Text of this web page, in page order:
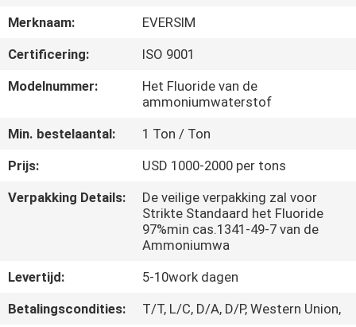
OVER
ONS
FABRIEKSTOCHT
KWALITEITSCONTROLE
NEEM
ONS
OP
Merknaam:
EVERSIM
Certificering:
ISO 9001
Modelnummer:
Het Fluoride van de
ammoniumwaterstof
Min. bestelaantal:
1 Ton / Ton
Prijs:
USD 1000-2000 per tons
Verpakking Details:
De veilige verpakking zal voor
Strikte Standaard het Fluoride
97%min cas.1341-49-7 van de
Ammoniumwa
Levertijd:
5-10work dagen
Betalingscondities:
T/T, L/C, D/A, D/P, Western Union,